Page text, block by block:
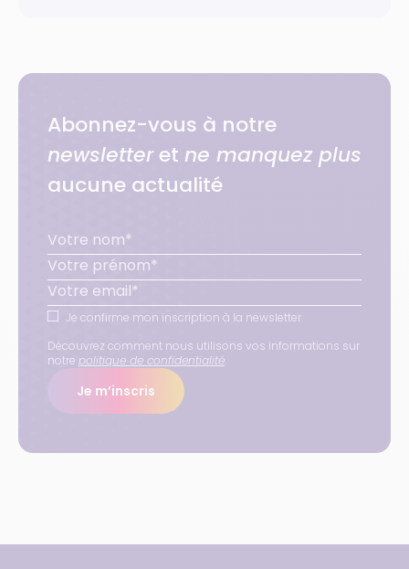
Abonnez-vous à notre
newsletteret ne manquez plus
aucune actualité
Je confirme mon inscription à la newsletter.
Découvrez comment nous utilisons vos informations sur
notre politique de confidentialité
Je m’inscris